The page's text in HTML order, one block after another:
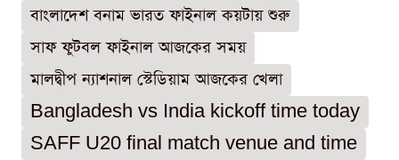
বাংলাদেশ বনাম ভারত ফাইনাল কয়টায় শুরু
সাফ ফুটবল ফাইনাল আজকের সময়
মালদ্বীপ ন্যাশনাল স্টেডিয়াম আজকের খেলা
Bangladesh vs India kickoff time today
SAFF U20 final match venue and time